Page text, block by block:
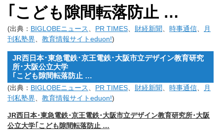
｢こども隙間転落防止 …
(出典： BIGLOBEニュース PR TIMES 財経新聞 時事通信
月
刊私塾界
教育情報サイトeduon!)
JR西日本･東急電鉄･京王電鉄･大阪市立デザイン教育研究
所･大阪公立大学
｢こども隙間転落防止 …
(出典： BIGLOBEニュース PR TIMES 財経新聞 時事通信
月
刊私塾界
教育情報サイトeduon!)
JR西日本･東急電鉄･京王電鉄･大阪市立デザイン教育研究所･大阪
公立大学｢こども隙間転落防止 …